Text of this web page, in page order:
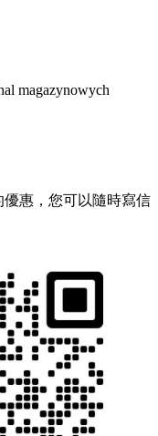
magazynowych
惠，您可以隨時寫信